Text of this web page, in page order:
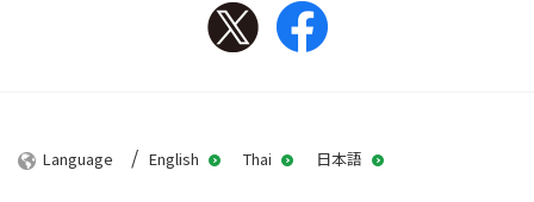
TwitterFacebook
Language English Thai 日本語